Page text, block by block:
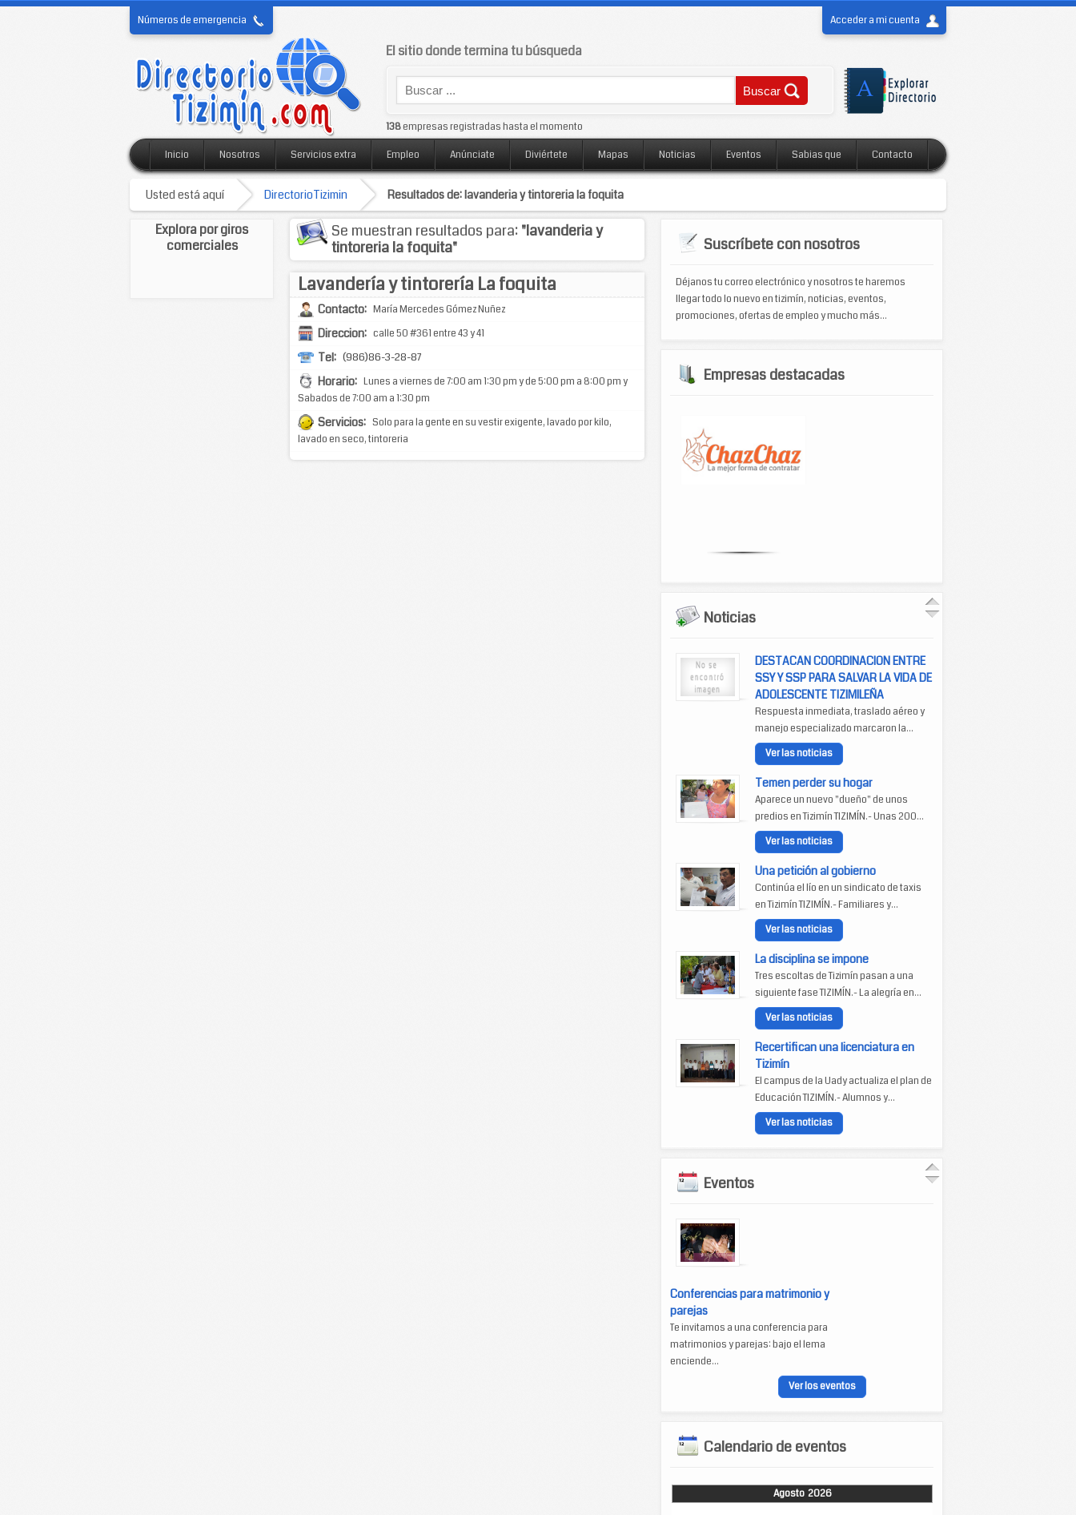
Números de emergencia Acceder a mi cuenta
El sitio donde termina tu búsqueda
138empresas registradas hasta el momento
Inicio Nosotros Servicios extra Empleo Anúnciate Diviértete Mapas Noticias Eventos Sabias que Contacto
Usted está aquí DirectorioTizimin Resultados de: lavanderia y tintoreria la foquita
Explora por giros
comerciales
Se muestran resultados para: "lavanderia y
tintoreria la foquita"
Lavandería y tintorería La foquita
Contacto: María Mercedes Gómez Nuñez
Direccion: calle 50 #361 entre 43 y 41
Tel: (986)86-3-28-87
Horario: Lunes a viernes de 7:00 am 1:30 pm y de 5:00 pm a 8:00 pm y
Sabados de 7:00 am a 1:30 pm
Servicios: Solo para la gente en su vestir exigente, lavado por kilo,
lavado en seco, tintoreria
Suscríbete con nosotros
Déjanos tu correo electrónico y nosotros te haremos
llegar todo lo nuevo en tizimín, noticias, eventos,
promociones, ofertas de empleo y mucho más...
Empresas destacadas
Noticias
DESTACAN COORDINACION ENTRE
SSY Y SSP PARA SALVAR LA VIDA DE
ADOLESCENTE TIZIMILEÑA
Respuesta inmediata, traslado aéreo y
manejo especializado marcaron la...
Ver las noticias
Temen perder su hogar
Aparece un nuevo "dueño" de unos
predios en Tizimín TIZIMÍN.- Unas 200...
Ver las noticias
Una petición al gobierno
Continúa el lío en un sindicato de taxis
en Tizimín TIZIMÍN.- Familiares y...
Ver las noticias
La disciplina se impone
Tres escoltas de Tizimín pasan a una
siguiente fase TIZIMÍN.- La alegría en...
Ver las noticias
Recertifican una licenciatura en
Tizimín
El campus de la Uady actualiza el plan de
Educación TIZIMÍN.- Alumnos y...
Ver las noticias
Eventos
Conferencias para matrimonio y
parejas
Te invitamos a una conferencia para
matrimonios y parejas: bajo el lema
enciende...
Ver los eventos
Calendario de eventos
Agosto 2026